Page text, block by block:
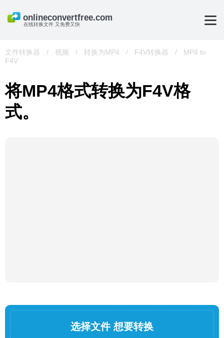
在线转换文件 又免费又快
文件转换器 / 视频 / 转换为MP4 / F4V转换器 /
MP4 to
F4V
将MP4格式转换为F4V格
式。
选择文件 想要转换